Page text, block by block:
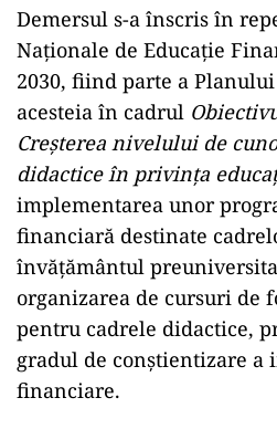
Demersul s-a înscris în
Naționale de Educație
2030, fiind parte a
acesteia în cadrul
Creșterea nivelului de
didactice în privința
implementarea unor
financiară destinate
învățământul
organizarea de cursuri de
pentru cadrele didactice,
gradul de conștientizare a
financiare.